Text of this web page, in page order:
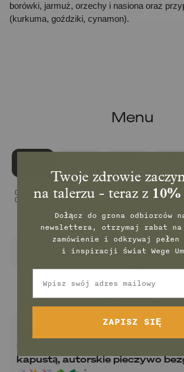
borówki, jarmuż, orzechy i nasiona oraz
(kurkuma, goździki, cynamon).
Menu
4.08
5.08
ALLES
Posiłek #1
Kozi twaróg z karobem i kakao
Posiłek #2
Hummus buraczany z chrupiącą
kapustą, autorskie pieczywo
Twoje zdrowie
na talerzu - teraz z
Dołącz do grona odbiorców
newslettera, otrzymaj rabat na
zamówienie i odkrywaj pełen
i inspiracji świat Wege
ZAPISZ SIĘ